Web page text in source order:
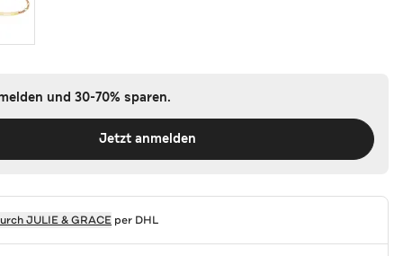
und 30-70% sparen.
Jetzt anmelden
JULIE & GRACE per DHL